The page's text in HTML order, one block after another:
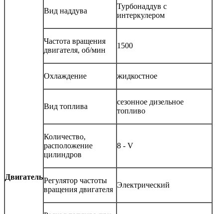
Двигатель
Вид наддува
Турбонаддув с
интеркулером
Частота вращения
двигателя, об/мин
1500
Охлаждение жидкостное
Вид топлива
сезонное дизельное
топливо
Количество,
расположение
цилиндров
8 - V
Регулятор частоты
вращения двигателя
Электрический